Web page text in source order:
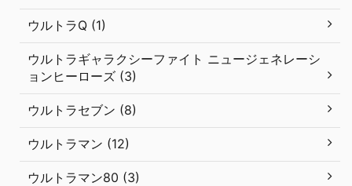
ウルトラQ (1)
ウルトラギャラクシーファイト ニュージェネレーシ
ョンヒーローズ (3)
ウルトラセブン (8)
ウルトラマン (12)
ウルトラマン80 (3)